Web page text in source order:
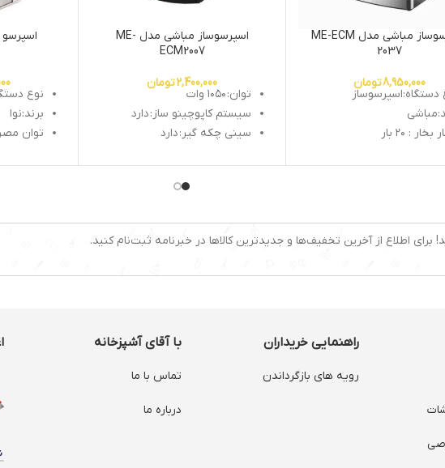
اسپرسوساز مباشی مدل ME-ECM
2037
8,950,000تومان
دستگاه:اسپرسوساز
: ۲۰ بار
بخار : دارد
اسپرسوساز مباشی مدل ME-
ECM2007
2,400,000تومان
توان:۱۰۵۰ وات
سیستم کاپوچینو ساز:دارد
سینی چکه گیر:دارد
دارد
تهیه:اسپرسو - کافه لاته - موکا -
نوع
برند:نوا
توان مصرفی :
تنظیم
برای اطلاع از آخرین تخفیف‌ها و جدیدترین کالاها در خبرنامه ثبت‌نام کنید.
راهنمایی خریداران
رویه های بازگرداندن
با آقای آشپزخانه
تماس با ما
درباره ما